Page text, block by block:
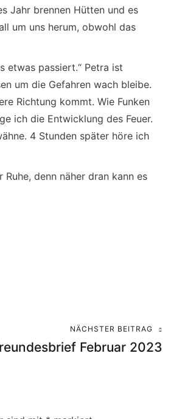
Jahr brennen Hütten und es
um uns herum, obwohl das
etwas passiert.“ Petra ist
um die Gefahren wach bleibe.
Richtung kommt. Wie Funken
ich die Entwicklung des Feuer.
4 Stunden später höre ich
denn näher dran kann es
NÄCHSTER BEITRAG
Februar 2023